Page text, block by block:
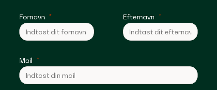
Fornavn Efternavn
Mail